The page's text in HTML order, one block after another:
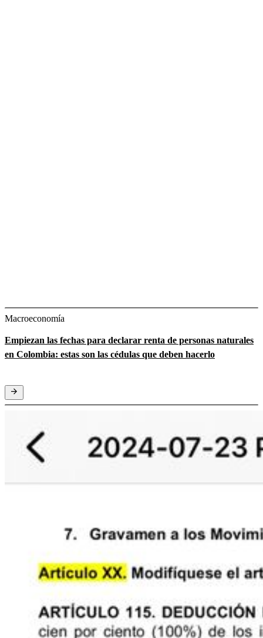
Macroeconomía
Empiezan las fechas para declarar renta de personas naturales
en Colombia: estas son las cédulas que deben hacerlo